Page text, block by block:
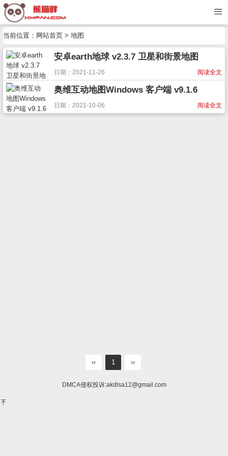
当前位置： 网站首页 > 地图
安卓earth地球 v2.3.7 卫星和街景地图
阅读全文
日期：2021-11-26
奥维互动地图Windows 客户端 v9.1.6
阅读全文
日期：2021-10-06
‹‹ 1 ››
DMCA侵权投诉:akdlsa12@gmail.com